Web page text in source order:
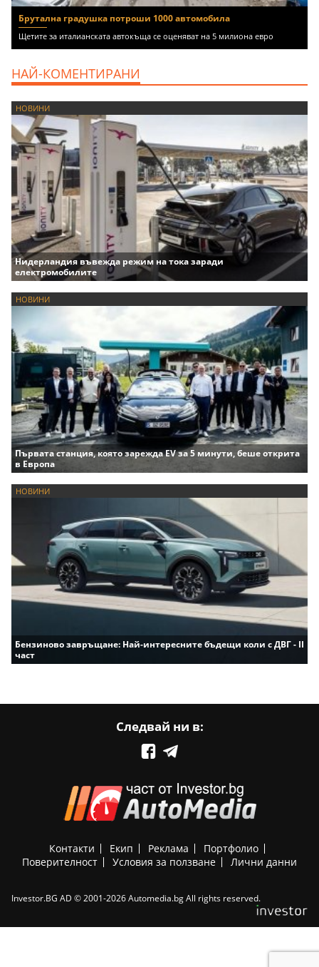
Брутална градушка потроши 1000 автомобила
Щетите за италианската автокъща се оценяват на 5 милиона евро
НАЙ-КОМЕНТИРАНИ
НОВИНИ
Нидерландия въвежда режим на тока заради
електромобилите
НОВИНИ
Първата станция, която зарежда EV за 5 минути, беше открита
в Европа
НОВИНИ
Бензиново завръщане: Най-интересните бъдещи коли с ДВГ - II
част
Следвай ни в:
Контакти Екип Реклама
Портфолио
Поверителност
Условия за ползване Лични данни
Investor.BG AD © 2001-2026 Automedia.bg All rights reserved.